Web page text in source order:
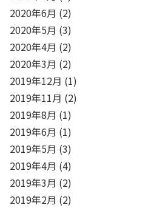
2020年6月 (2)
2020年5月 (3)
2020年4月 (2)
2020年3月 (2)
2019年12月 (1)
2019年11月 (2)
2019年8月 (1)
2019年6月 (1)
2019年5月 (3)
2019年4月 (4)
2019年3月 (2)
2019年2月 (2)